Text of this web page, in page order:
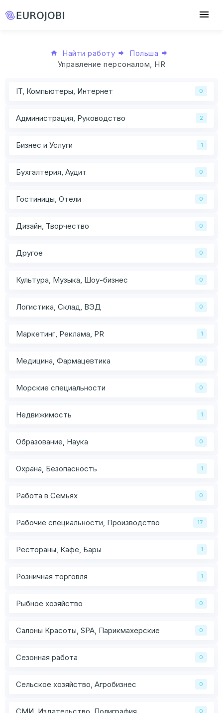
Найти работу
Польша
Управление персоналом, HR
IT, Компьютеры, Интернет 0
Администрация, Руководство 2
Бизнес и Услуги 1
Бухгалтерия, Аудит 0
Гостиницы, Отели 0
Дизайн, Творчество 0
Другое 0
Культура, Музыка, Шоу-бизнес 0
Логистика, Склад, ВЭД 0
Маркетинг, Реклама, PR 1
Медицина, Фармацевтика 0
Морские специальности 0
Недвижимость 1
Образование, Наука 0
Охрана, Безопасность 1
Работа в Семьях 0
Рабочие специальности, Производство 17
Рестораны, Кафе, Бары 1
Розничная торговля 1
Рыбное хозяйство 0
Салоны Красоты, SPA, Парикмахерские 0
Сезонная работа 0
Сельское хозяйство, Агробизнес 0
0